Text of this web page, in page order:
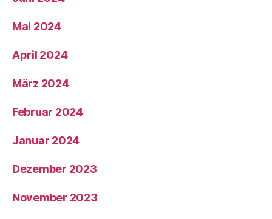
Mai 2024
April 2024
März 2024
Februar 2024
Januar 2024
Dezember 2023
November 2023